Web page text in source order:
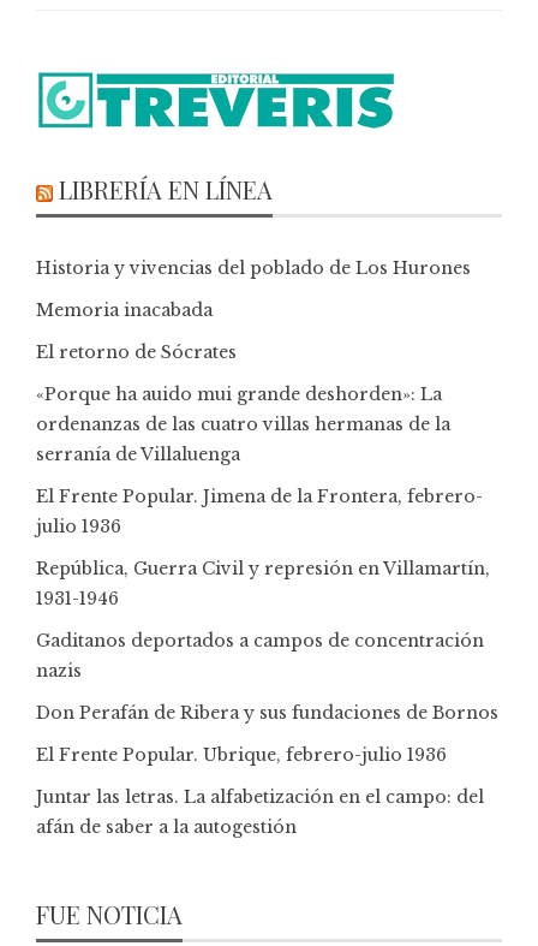
LIBRERÍA EN LÍNEA
Historia y vivencias del poblado de Los Hurones
Memoria inacabada
El retorno de Sócrates
«Porque ha auido mui grande deshorden»: La
ordenanzas de las cuatro villas hermanas de la
serranía de Villaluenga
El Frente Popular. Jimena de la Frontera, febrero-
julio 1936
República, Guerra Civil y represión en Villamartín,
1931-1946
Gaditanos deportados a campos de concentración
nazis
Don Perafán de Ribera y sus fundaciones de Bornos
El Frente Popular. Ubrique, febrero-julio 1936
Juntar las letras. La alfabetización en el campo: del
afán de saber a la autogestión
FUE NOTICIA